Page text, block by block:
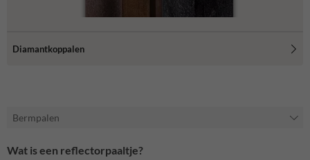
Diamantkoppalen
Bermpalen
Wat is een reflectorpaaltje?